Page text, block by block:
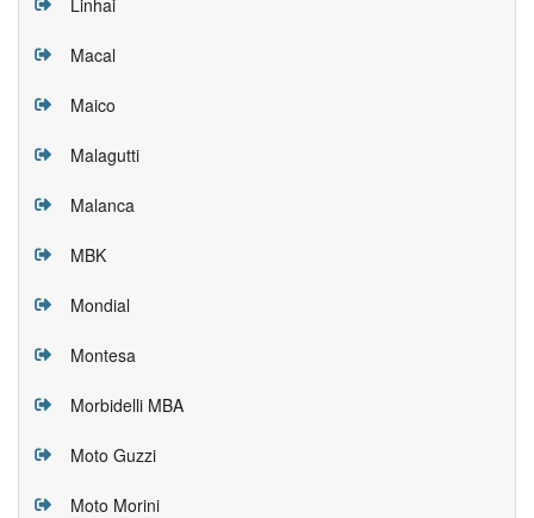
Macal
Maico
Malagutti
Malanca
MBK
Mondial
Montesa
Morbidelli MBA
Moto Guzzi
Moto Morini